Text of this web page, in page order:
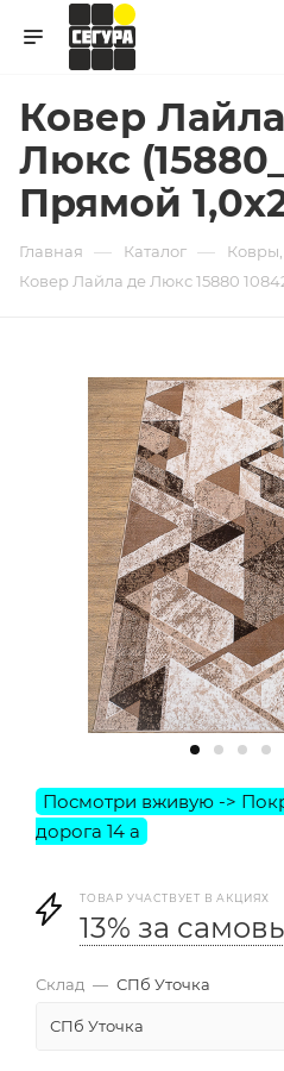
Ковер
Люкс
Прямой
Главная — Каталог —
Ковер Лайла де Люкс 15880
ТОВАР УЧАСТВУЕТ В АКЦИЯХ
13% за
Склад — СПб Уточка
СПб Уточка